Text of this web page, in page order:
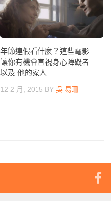
年節連假看什麼？這些電影
讓你有機會直視身心障礙者
以及 他的家人
12 2 月, 2015 BY 吳 易珊